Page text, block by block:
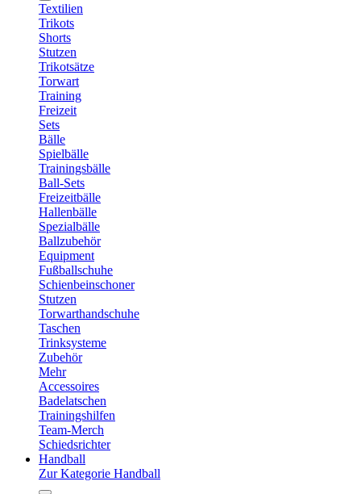
Textilien
Trikots
Shorts
Stutzen
Trikotsätze
Torwart
Training
Freizeit
Sets
Bälle
Spielbälle
Trainingsbälle
Ball-Sets
Freizeitbälle
Hallenbälle
Spezialbälle
Ballzubehör
Equipment
Fußballschuhe
Schienbeinschoner
Stutzen
Torwarthandschuhe
Taschen
Trinksysteme
Zubehör
Mehr
Accessoires
Badelatschen
Trainingshilfen
Team-Merch
Schiedsrichter
Handball
Zur Kategorie Handball